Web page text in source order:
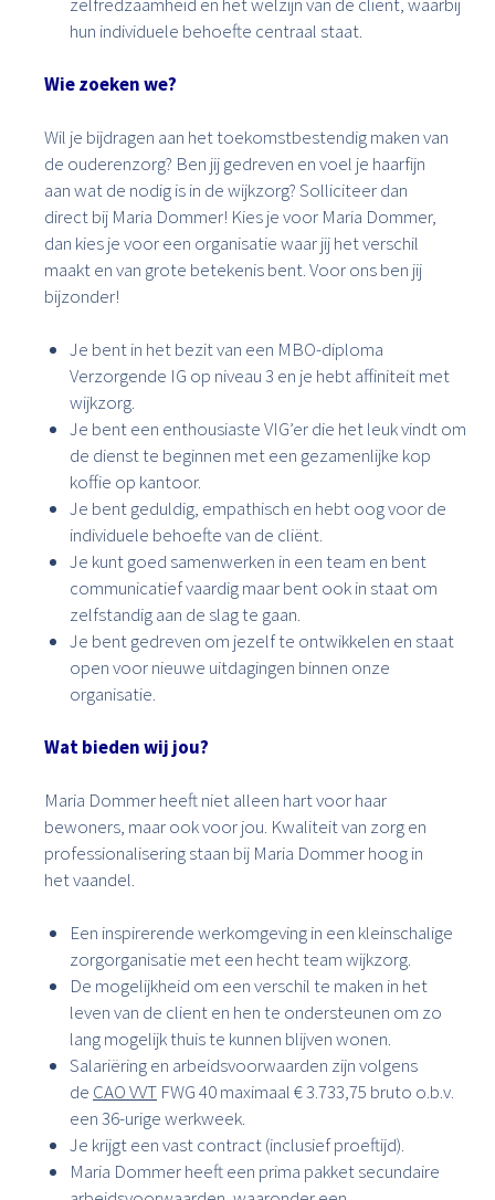
hun individuele behoefte centraal staat.
Wie zoeken we?
Wil je bijdragen aan het toekomstbestendig maken van
de ouderenzorg? Ben jij gedreven en voel je haarfijn
aan wat de nodig is in de wijkzorg? Solliciteer dan
direct bij Maria Dommer! Kies je voor Maria Dommer,
dan kies je voor een organisatie waar jij het verschil
maakt en van grote betekenis bent. Voor ons ben jij
bijzonder!
Je bent in het bezit van een MBO-diploma
Verzorgende IG op niveau 3 en je hebt affiniteit met
wijkzorg.
Je bent een enthousiaste VIG’er die het leuk vindt om
de dienst te beginnen met een gezamenlijke kop
koffie op kantoor.
Je bent geduldig, empathisch en hebt oog voor de
individuele behoefte van de cliënt.
Je kunt goed samenwerken in een team en bent
communicatief vaardig maar bent ook in staat om
zelfstandig aan de slag te gaan.
Je bent gedreven om jezelf te ontwikkelen en staat
open voor nieuwe uitdagingen binnen onze
organisatie.
Wat bieden wij jou?
Maria Dommer heeft niet alleen hart voor haar
bewoners, maar ook voor jou. Kwaliteit van zorg en
professionalisering staan bij Maria Dommer hoog in
het vaandel.
Een inspirerende werkomgeving in een kleinschalige
zorgorganisatie met een hecht team wijkzorg.
De mogelijkheid om een verschil te maken in het
leven van de client en hen te ondersteunen om zo
lang mogelijk thuis te kunnen blijven wonen.
Salariëring en arbeidsvoorwaarden zijn volgens
de CAO VVT FWG 40 maximaal € 3.733,75 bruto o.b.v.
een 36-urige werkweek.
Je krijgt een vast contract (inclusief proeftijd).
Maria Dommer heeft een prima pakket secundaire